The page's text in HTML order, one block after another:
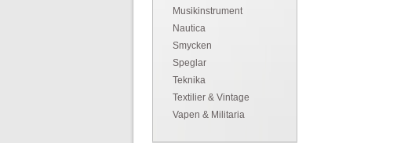
Musikinstrument
Nautica
Smycken
Speglar
Teknika
Textilier & Vintage
Vapen & Militaria